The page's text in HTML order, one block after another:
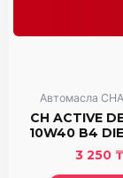
Автомасла
CH ACTIVE
10W40 B4
3 250 ₸